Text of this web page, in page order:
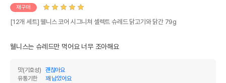
재구매
[12개 세트] 웰니스 코어 시그니쳐 셀렉트 슈레드 닭고기와 닭간 79g
웰니스는 슈레드만 먹어요 너무 조아해요
맛(기호성)
괜찮아요
유통기한
꽤 남았어요